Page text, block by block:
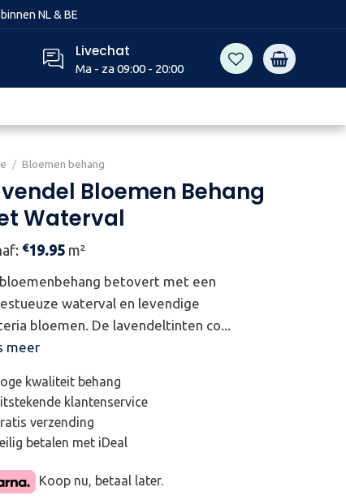
NL & BE
Livechat
Ma - za 09:00 - 20:00
/ Bloemen behang
Bloemen Behang
Waterval
€19.95 m²
betovert met een
waterval en levendige
bloemen. De lavendeltinten co...
meer
kwaliteit behang
klantenservice
verzending
betalen met iDeal
Koop nu, betaal later.